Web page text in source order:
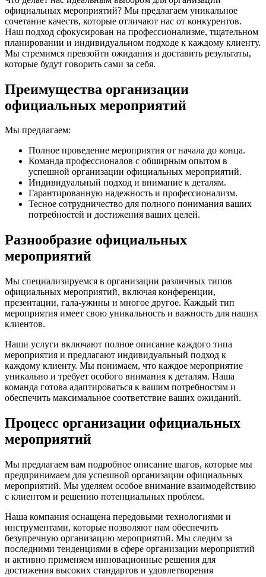
официальных мероприятий? Мы предлагаем уникальное
сочетание качеств, которые отличают нас от конкурентов.
Наш подход сфокусирован на профессионализме, тщательном
планировании и индивидуальном подходе к каждому клиенту.
Мы стремимся превзойти ожидания и доставить результаты,
которые будут говорить сами за себя.
Преимущества организации
официальных мероприятий
Мы предлагаем:
Полное проведение мероприятия от начала до конца.
Команда профессионалов с обширным опытом в
успешной организации официальных мероприятий.
Индивидуальный подход и внимание к деталям.
Гарантированную надежность и профессионализм.
Тесное сотрудничество для полного понимания ваших
потребностей и достижения ваших целей.
Разнообразие официальных
мероприятий
Мы специализируемся в организации различных типов
официальных мероприятий, включая конференции,
презентации, гала-ужины и многое другое. Каждый тип
мероприятия имеет свою уникальность и важность для наших
клиентов.
Наши услуги включают полное описание каждого типа
мероприятия и предлагают индивидуальный подход к
каждому клиенту. Мы понимаем, что каждое мероприятие
уникально и требует особого внимания к деталям. Наша
команда готова адаптироваться к вашим потребностям и
обеспечить максимальное соответствие ваших ожиданий.
Процесс организации официальных
мероприятий
Мы предлагаем вам подробное описание шагов, которые мы
предпринимаем для успешной организации официальных
мероприятий. Мы уделяем особое внимание взаимодействию
с клиентом и решению потенциальных проблем.
Наша компания оснащена передовыми технологиями и
инструментами, которые позволяют нам обеспечить
безупречную организацию мероприятий. Мы следим за
последними тенденциями в сфере организации мероприятий
и активно применяем инновационные решения для
достижения высоких стандартов и удовлетворения